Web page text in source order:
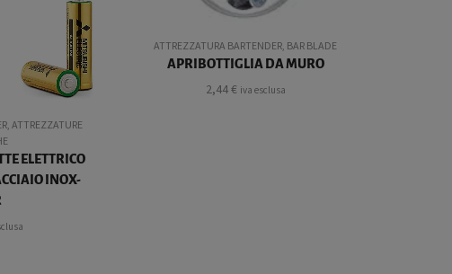
, ATTREZZATURE
ELETTRICO
INOX-
ATTREZZATURA BARTENDER, BAR BLADE
APRIBOTTIGLIA DA MURO
2,44€ iva esclusa